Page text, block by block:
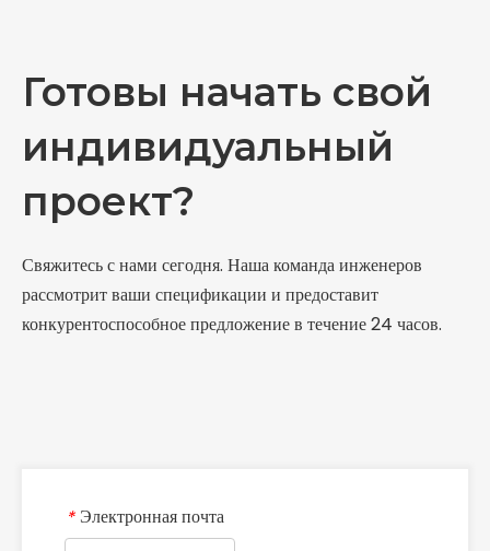
Готовы начать свой
индивидуальный
проект?
Свяжитесь с нами сегодня. Наша команда инженеров
рассмотрит ваши спецификации и предоставит
конкурентоспособное предложение в течение 24 часов.
* Электронная почта